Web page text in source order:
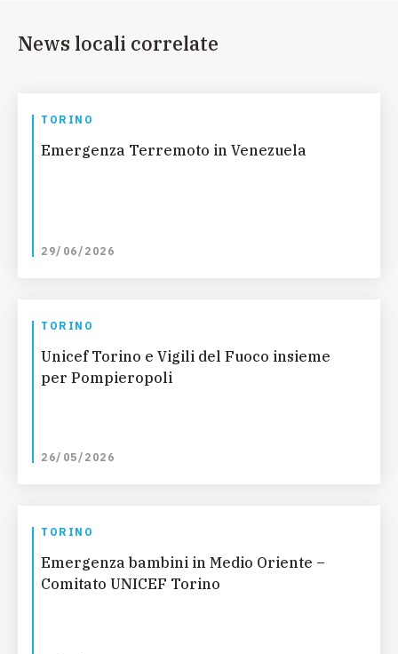
News locali correlate
TORINO
Emergenza Terremoto in Venezuela
29/06/2026
TORINO
Unicef Torino e Vigili del Fuoco insieme
per Pompieropoli
26/05/2026
TORINO
Emergenza bambini in Medio Oriente –
Comitato UNICEF Torino